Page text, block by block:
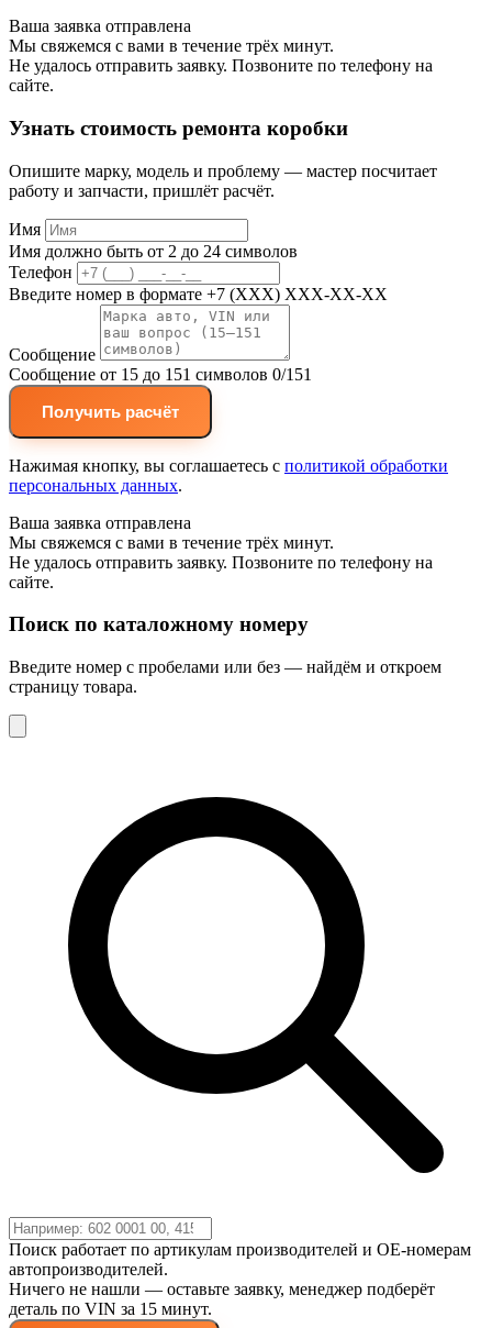
Ваша заявка отправлена
Мы свяжемся с вами в течение трёх минут.
Не удалось отправить заявку. Позвоните по телефону на
сайте.
Узнать стоимость ремонта коробки
Опишите марку, модель и проблему — мастер посчитает
работу и запчасти, пришлёт расчёт.
Имя
Имя должно быть от 2 до 24 символов
Телефон
Введите номер в формате +7 (XXX) XXX-XX-XX
Сообщение
Сообщение от 15 до 151 символов 0/151
Получить расчёт
Нажимая кнопку, вы соглашаетесь с политикой обработки
персональных данных.
Ваша заявка отправлена
Мы свяжемся с вами в течение трёх минут.
Не удалось отправить заявку. Позвоните по телефону на
сайте.
Поиск по каталожному номеру
Введите номер с пробелами или без — найдём и откроем
страницу товара.
Поиск работает по артикулам производителей и OE-номерам
автопроизводителей.
Ничего не нашли — оставьте заявку, менеджер подберёт
деталь по VIN за 15 минут.